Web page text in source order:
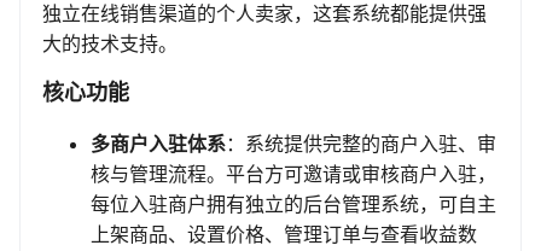
独立在线销售渠道的个人卖家，这套系统都能提供强
大的技术支持。
核心功能
多商户入驻体系：系统提供完整的商户入驻、审
核与管理流程。平台方可邀请或审核商户入驻，
每位入驻商户拥有独立的后台管理系统，可自主
上架商品、设置价格、管理订单与查看收益数